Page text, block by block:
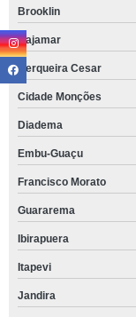
Brooklin
Cajamar
Cerqueira Cesar
Cidade Monções
Diadema
Embu-Guaçu
Francisco Morato
Guararema
Ibirapuera
Itapevi
Jandira